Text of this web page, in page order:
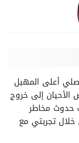
أعلى المهبل
إلى خروج
حدوث مخاطر
تجربتي مع